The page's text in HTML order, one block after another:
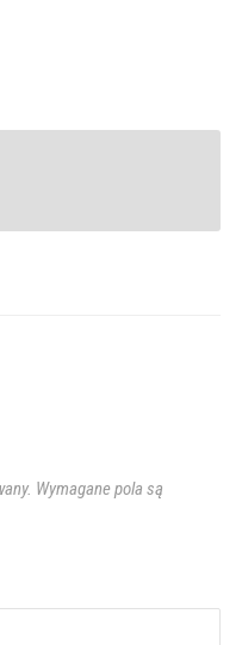
Wymagane pola są